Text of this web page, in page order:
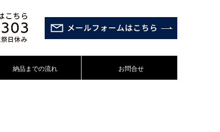
納品までの流れ お問合せ